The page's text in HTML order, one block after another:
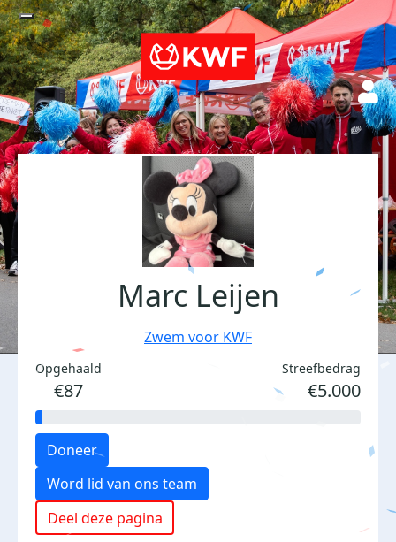
Marc Leijen
Zwem voor KWF
Opgehaald
€87
Streefbedrag
€5.000
Doneer
Word lid van ons team
Deel deze pagina